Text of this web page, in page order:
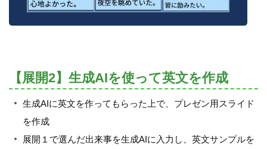
【展開2】生成AIを使って英文を作成
生成AIに英文を作ってもらった上で、プレゼン用スライド
を作成
展開１で選んだ出来事を生成AIに入力し、英文サンプルを